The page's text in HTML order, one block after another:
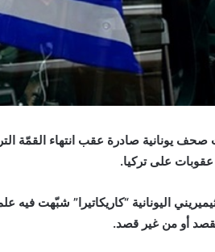
يونانية صادرة عقب انتهاء القمّة
على تركيا.
اليونانية “كاريكاتيرا” شبّهت فيه
أو من غير قصد.